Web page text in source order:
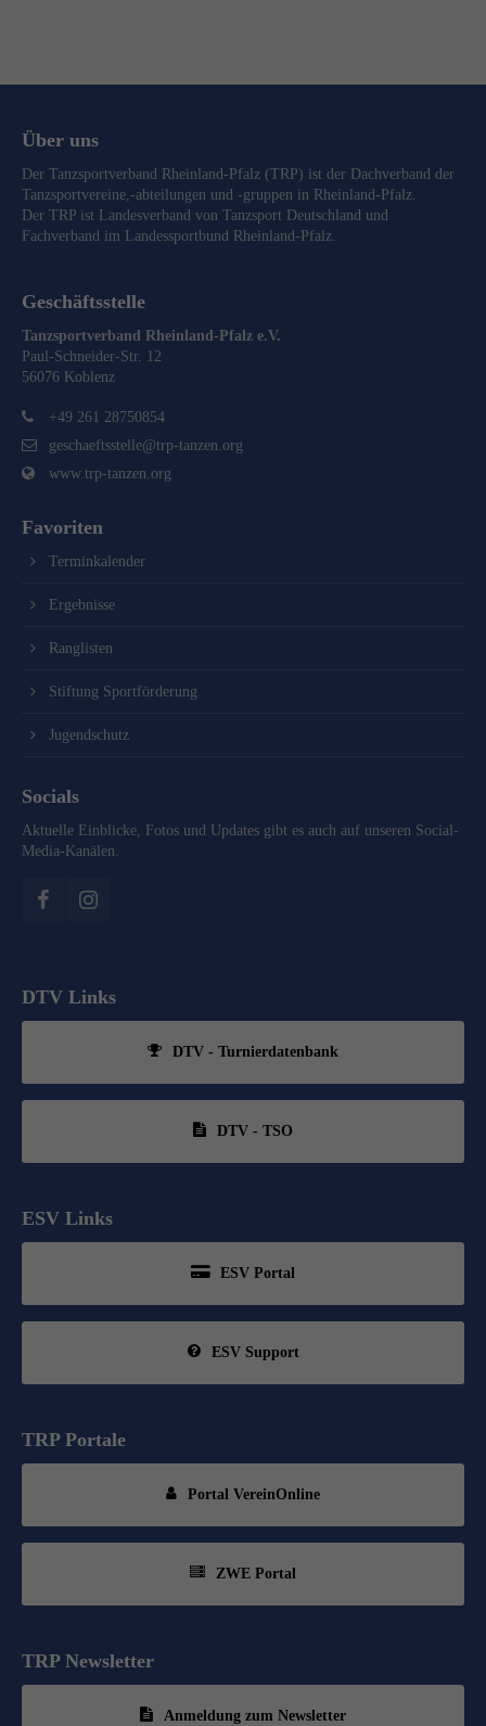
Über uns
Der Tanzsportverband Rheinland-Pfalz (TRP) ist der Dachverband der
Tanzsportvereine,-abteilungen und -gruppen in Rheinland-Pfalz.
Der TRP ist Landesverband von Tanzsport Deutschland und
Fachverband im Landessportbund Rheinland-Pfalz
Geschäftsstelle
Tanzsportverband Rheinland-Pfalz e.V.
Paul-Schneider-Str. 12
56076 Koblenz
+49 261 28750854
geschaeftsstelle@trp-tanzen.org
www.trp-tanzen.org
Favoriten
Terminkalender
Ergebnisse
Ranglisten
Stiftung Sportförderung
Jugendschutz
Socials
Aktuelle Einblicke, Fotos und Updates gibt es auch auf unseren Social-
Media-Kanälen.
DTV Links
DTV - Turnierdatenbank
DTV - TSO
ESV Links
ESV Portal
ESV Support
TRP Portale
Portal VereinOnline
ZWE Portal
TRP Newsletter
Anmeldung zum Newsletter